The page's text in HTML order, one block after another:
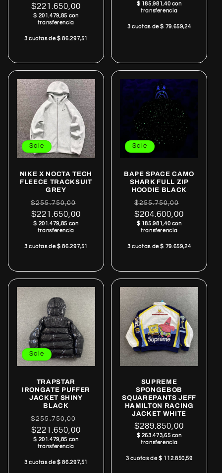
price
$221.650,00
$ 201.479,85 con
transferencia
3 cuotas de $ 86.297,51
price
$ 185.981,40 con
transferencia
3 cuotas de $ 79.659,24
Sale
NIKE X NOCTA TECH
FLEECE TRACKSUIT
GREY
Regular
price
$255.750,00
$221.650,00
$ 201.479,85 con
transferencia
3 cuotas de $ 86.297,51
Sale
BAPE SPACE CAMO
SHARK FULL ZIP
HOODIE BLACK
Regular
price
$255.750,00
$204.600,00
$ 185.981,40 con
transferencia
3 cuotas de $ 79.659,24
Sale
TRAPSTAR
IRONGATE PUFFER
JACKET SHINY
BLACK
Regular
price
$255.750,00
$221.650,00
$ 201.479,85 con
transferencia
3 cuotas de $ 86.297,51
SUPREME
SPONGEBOB
SQUAREPANTS JEFF
HAMILTON RACING
JACKET WHITE
Regular
price
$289.850,00
$ 263.473,65 con
transferencia
3 cuotas de $ 112.850,59